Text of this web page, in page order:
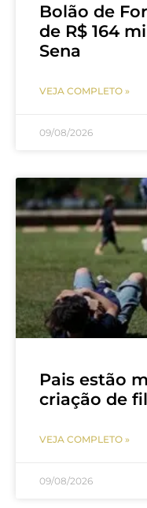
Bolão de
de R$ 164
Sena
VEJA COMPLETO »
09/08/2026
Pais estão
criação de
VEJA COMPLETO »
09/08/2026